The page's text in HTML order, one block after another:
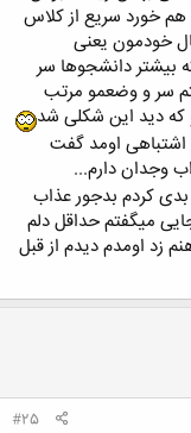
هم خورد سریع از کلاس
خودمون یعنی
بیشتر دانشجوها سر
سر و وضعمو مرتب
که دید این شکلی شد
اشتباهی اومد گفت
وجدان دارم...
کردم بدجور عذاب
میگفتم حداقل دلم
زد اومدم دیدم از قبل
#25